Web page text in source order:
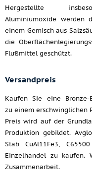
Hergestellte
Aluminiumoxide werden
einem Gemisch aus
die
Flußmittel geschützt.
Versandpreis
Kaufen Sie eine Bronze-
zu einem erschwinglichen
Preis wird auf der
Produktion gebildet.
Stab CuAl11Fe3,
Einzelhandel zu kaufen.
Zusammenarbeit.